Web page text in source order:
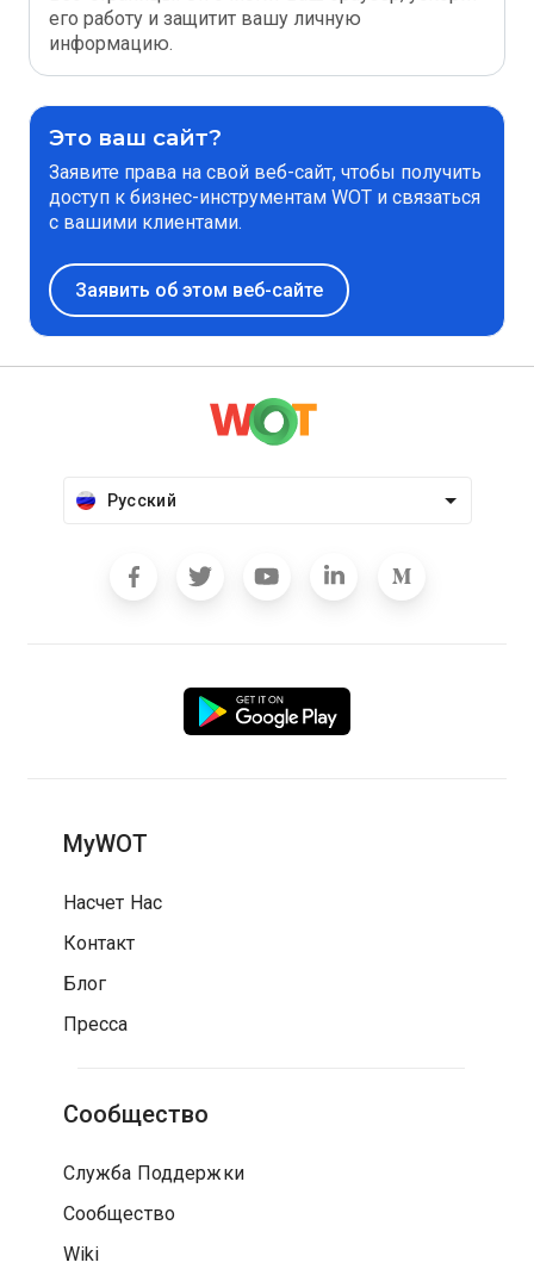
его работу и защитит вашу личную
информацию.
Это ваш сайт?
Заявите права на свой веб-сайт, чтобы получить
доступ к бизнес-инструментам WOT и связаться
с вашими клиентами.
Заявить об этом веб-сайте
Русский
MyWOT
Насчет Нас
Контакт
Блог
Пресса
Сообщество
Служба Поддержки
Сообщество
Wiki